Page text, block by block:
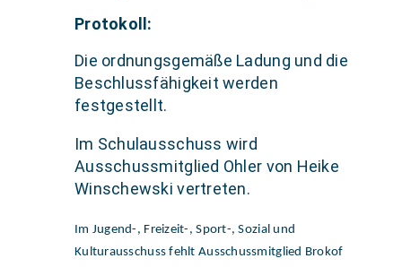
Protokoll:
Die ordnungsgemäße Ladung und die
Beschlussfähigkeit werden
festgestellt.
Im Schulausschuss wird
Ausschussmitglied Ohler von Heike
Winschewski vertreten.
Im Jugend-, Freizeit-, Sport-, Sozial und
Kulturausschuss fehlt Ausschussmitglied Brokof